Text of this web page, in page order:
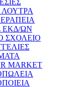
ΛΟΥΤΡΑ
ΕΚΔ/ΩΝ
ΣΧΟΛΕΙΟ
MARKET